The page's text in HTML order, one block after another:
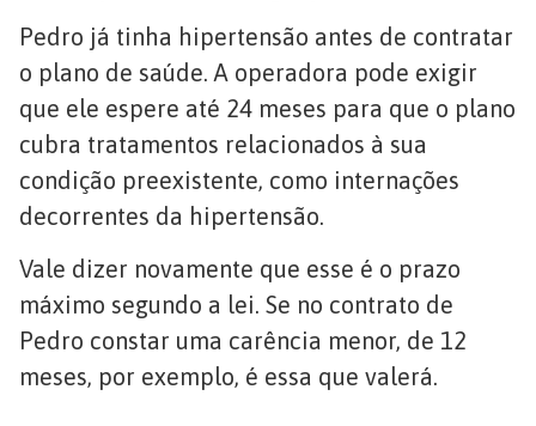
Pedro já tinha hipertensão antes de contratar
o plano de saúde. A operadora pode exigir
que ele espere até 24 meses para que o plano
cubra tratamentos relacionados à sua
condição preexistente, como internações
decorrentes da hipertensão.
Vale dizer novamente que esse é o prazo
máximo segundo a lei. Se no contrato de
Pedro constar uma carência menor, de 12
meses, por exemplo, é essa que valerá.